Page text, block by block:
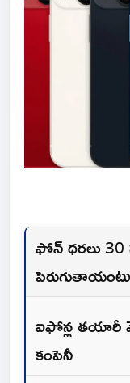
ఫోన్ ధరలు
ఐఫోన్ల తయారీ
కంపెనీ